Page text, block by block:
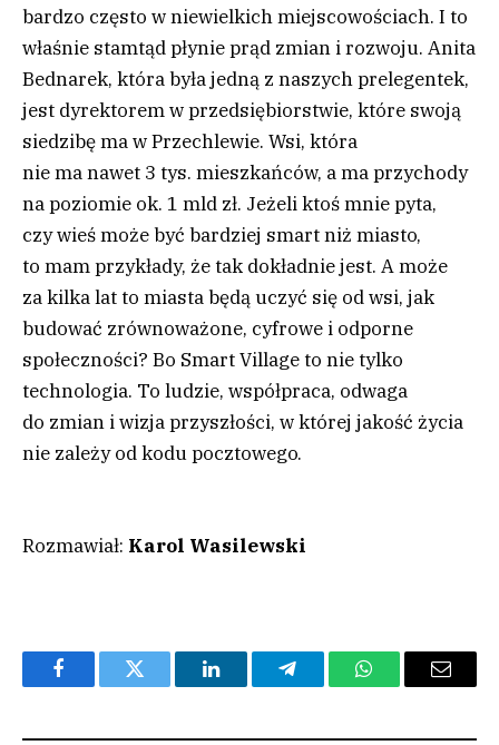
bardzo często w niewielkich miejscowościach. I to
właśnie stamtąd płynie prąd zmian i rozwoju. Anita
Bednarek, która była jedną z naszych prelegentek,
jest dyrektorem w przedsiębiorstwie, które swoją
siedzibę ma w Przechlewie. Wsi, która
nie ma nawet 3 tys. mieszkańców, a ma przychody
na poziomie ok. 1 mld zł. Jeżeli ktoś mnie pyta,
czy wieś może być bardziej smart niż miasto,
to mam przykłady, że tak dokładnie jest. A może
za kilka lat to miasta będą uczyć się od wsi, jak
budować zrównoważone, cyfrowe i odporne
społeczności? Bo Smart Village to nie tylko
technologia. To ludzie, współpraca, odwaga
do zmian i wizja przyszłości, w której jakość życia
nie zależy od kodu pocztowego.
Rozmawiał: Karol Wasilewski
FacebookTwitter LinkedInTelegramWhatsAppEmail